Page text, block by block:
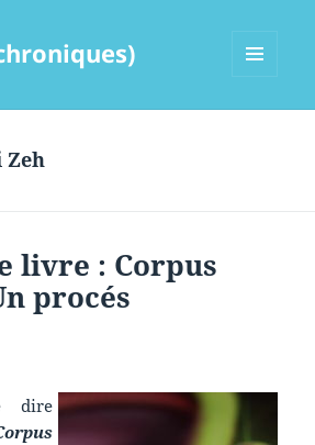
Zeh
livre : Corpus
procés
dire